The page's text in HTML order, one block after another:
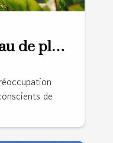
de pluie
un
en eau
de